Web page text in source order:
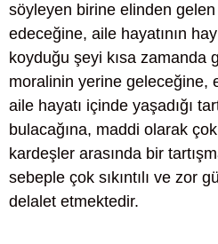
söyleyen birine elinden
edeceğine, aile hayatının
koyduğu şeyi kısa zamanda
moralinin yerine geleceğine,
aile hayatı içinde yaşadığı
bulacağına, maddi olarak
kardeşler arasında bir
sebeple çok sıkıntılı ve zor
delalet etmektedir.